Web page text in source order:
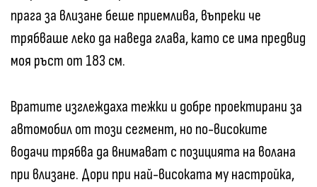
прага за влизане беше приемлива, въпреки че
трябваше леко да наведа глава, като се има предвид
моя ръст от 183 см.
Вратите изглеждаха тежки и добре проектирани за
автомобил от този сегмент, но по-високите
водачи трябва да внимават с позицията на волана
при влизане. Дори при най-високата му настройка,